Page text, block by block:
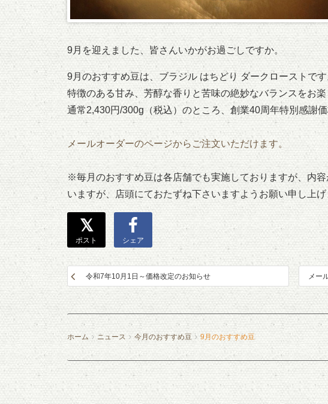
9月を迎えました、皆さんいかがお過ごしですか。
9月のおすすめ豆は、ブラジル はちどり ダークローストです
特徴のある甘み、芳醇な香りと苦味の絶妙なバランスをお楽
通常2,430円/300g（税込）のところ、創業40周年特別感謝
メールオーダーのページからご注文いただけます。
※毎月のおすすめ豆は各店舗でも実施しておりますが、内
いますが、店頭にておたずね下さいますようお願い申し上げ
ポスト シェア
メー
令和7年10月1日～価格改定のお知らせ
ホーム ニュース 今月のおすすめ豆 9月のおすすめ豆